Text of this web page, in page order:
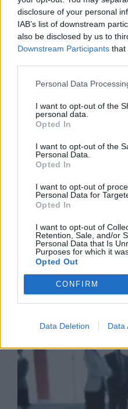
disclosure of your personal
IAB’s list of downstream
also be disclosed by us to
Downstream Participants that
Personal Data
I want to opt-out of the
personal data.
Opted In
I want to opt-out of the
Personal Data.
Opted In
I want to opt-out of
Personal Data for
Opted In
I want to opt-out of
Retention, Sale, and/or
Personal Data that Is
Purposes for which it
Opted Out
CONFIRM
Data Deletion Data
Μετρό
η
στις
Πάνω
07/08/
Business Know-how